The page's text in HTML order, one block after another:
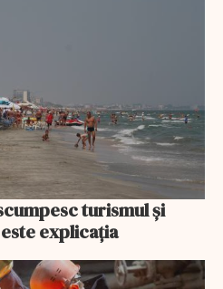
turismul și
explicația